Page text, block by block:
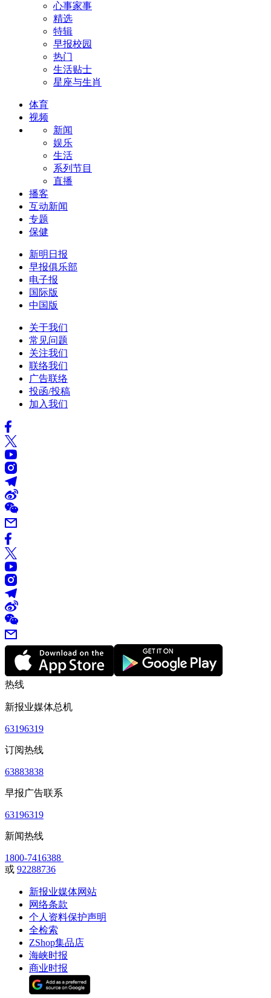
心事家事
精选
特辑
早报校园
热门
生活贴士
星座与生肖
体育
视频
新闻
娱乐
生活
系列节目
直播
播客
互动新闻
专题
保健
新明日报
早报俱乐部
电子报
国际版
中国版
关于我们
常见问题
关注我们
联络我们
广告联络
投函/投稿
加入我们
热线
新报业媒体总机
63196319
订阅热线
63883838
早报广告联系
63196319
新闻热线
1800-7416388
或 92288736
新报业媒体网站
网络条款
个人资料保护声明
全检索
ZShop集品店
海峡时报
商业时报